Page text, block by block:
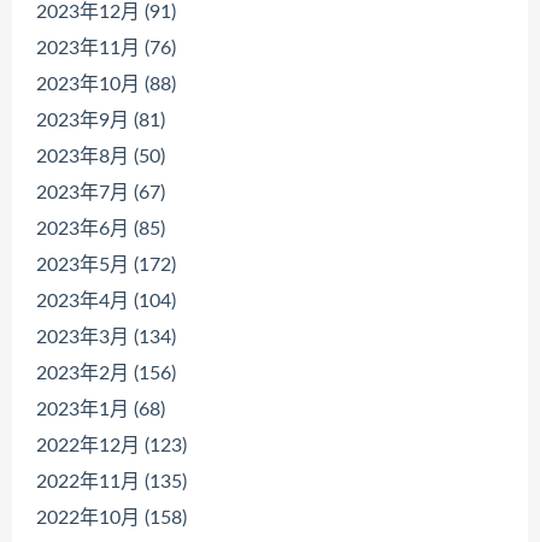
2023年12月 (91)
2023年11月 (76)
2023年10月 (88)
2023年9月 (81)
2023年8月 (50)
2023年7月 (67)
2023年6月 (85)
2023年5月 (172)
2023年4月 (104)
2023年3月 (134)
2023年2月 (156)
2023年1月 (68)
2022年12月 (123)
2022年11月 (135)
2022年10月 (158)